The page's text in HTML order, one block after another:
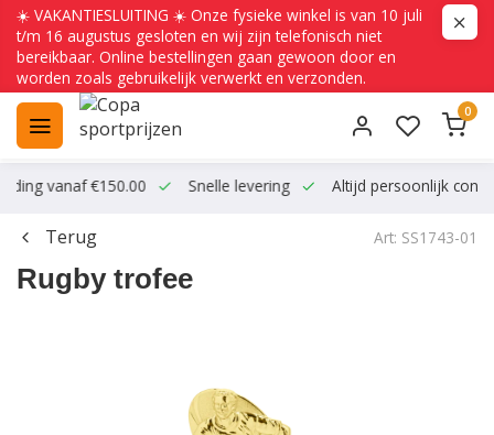
☀️ VAKANTIESLUITING ☀️ Onze fysieke winkel is van 10 juli
t/m 16 augustus gesloten en wij zijn telefonisch niet
bereikbaar. Online bestellingen gaan gewoon door en
worden zoals gebruikelijk verwerkt en verzonden.
0
vanaf €150.00 Snelle levering Altijd persoonlijk
Terug Art: SS1743-01
Rugby trofee